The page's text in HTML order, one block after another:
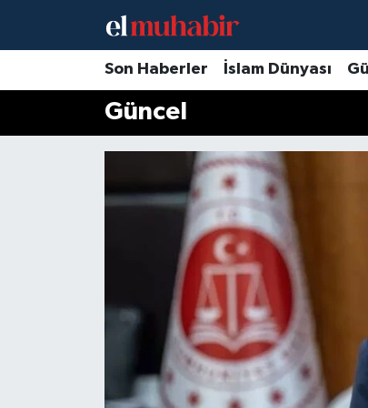
Son Haberler İslam Dünyası
Güncel
Hava Durumu
Trafik Durumu
Süper Lig Puan Durumu ve Fikstür
Tüm Manşetler
Son Dakika Haberleri